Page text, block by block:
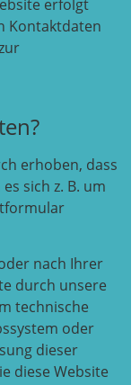
erfolgt
Kontaktdaten
erhoben, dass
sich z. B. um
nach Ihrer
durch unsere
technische
oder
dieser
diese Website